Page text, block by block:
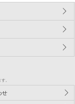
。
せ